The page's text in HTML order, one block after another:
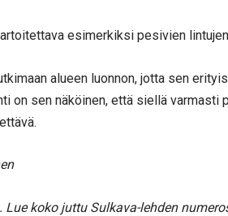
esimerkiksi pesivien
alueen luonnon, jotta sen
on sen näköinen, että siellä varmasti
Lue koko juttu Sulkava-lehden